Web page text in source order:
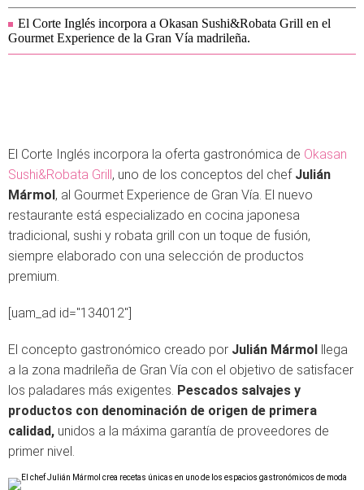
El Corte Inglés incorpora a Okasan Sushi&Robata Grill en el
Gourmet Experience de la Gran Vía madrileña.
El Corte Inglés incorpora la oferta gastronómica de Okasan
Sushi&Robata Grill, uno de los conceptos del chef Julián
Mármol, al Gourmet Experience de Gran Vía. El nuevo
restaurante está especializado en cocina japonesa
tradicional, sushi y robata grill con un toque de fusión,
siempre elaborado con una selección de productos
premium.
[uam_ad id="134012"]
El concepto gastronómico creado por Julián Mármol llega
a la zona madrileña de Gran Vía con el objetivo de satisfacer
los paladares más exigentes. Pescados salvajes y
productos con denominación de origen de primera
calidad, unidos a la máxima garantía de proveedores de
primer nivel.